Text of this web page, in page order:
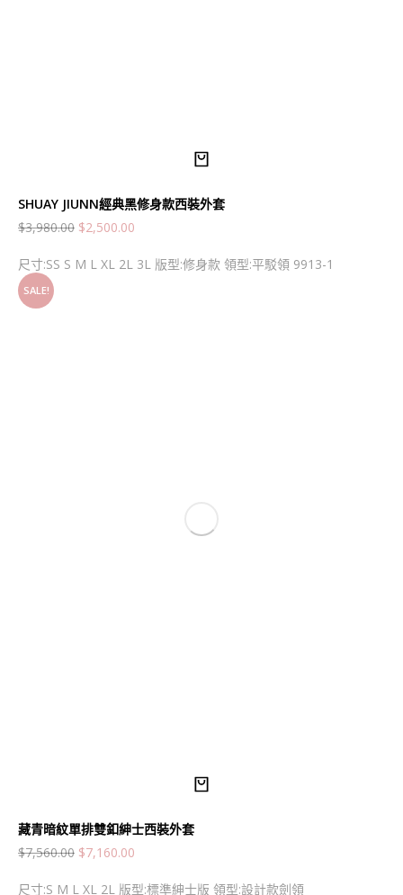
SHUAY JIUNN經典黑修身款西裝外套
$3,980.00 $2,500.00
尺寸:SS S M L XL 2L 3L 版型:修身款 領型:平駁領 9913-1
SALE!
藏青暗紋單排雙釦紳士西裝外套
$7,560.00 $7,160.00
尺寸:S M L XL 2L 版型:標準紳士版 領型:設計款劍領